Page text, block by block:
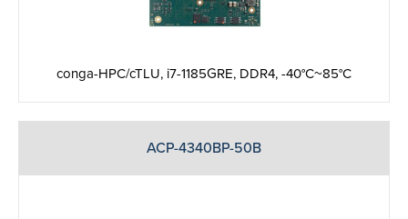
conga-HPC/cTLU, i7-1185GRE, DDR4, -40°C~85°C
ACP-4340BP-50B